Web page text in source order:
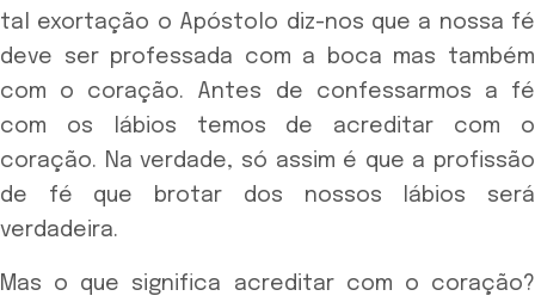
tal exortação o Apóstolo diz-nos que a nossa fé
deve ser professada com a boca mas também
com o coração. Antes de confessarmos a fé
com os lábios temos de acreditar com o
coração. Na verdade, só assim é que a profissão
de fé que brotar dos nossos lábios será
verdadeira.
Mas o que significa acreditar com o coração?